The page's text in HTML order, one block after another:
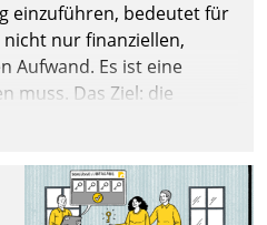
einzuführen, bedeutet für
nur finanziellen,
Aufwand. Es ist eine
muss. Das Ziel: die
Geschäftsabläufe. Damit
einige Grundregeln